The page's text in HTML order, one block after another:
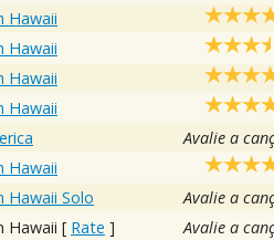
Hawaii
Hawaii
Hawaii
Hawaii
Avalie a
Hawaii
Hawaii Solo Avalie a
Hawaii [ Rate ] Avalie a